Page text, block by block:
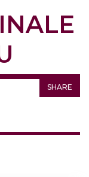
SHARE